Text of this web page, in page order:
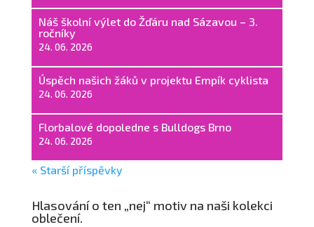
Náš školní výlet do Žďáru nad Sázavou – 3.
ročníky
24. 06. 2026
Úspěch našich žáků v projektu Empík cyklista
24. 06. 2026
Florbalové dopoledne s Bulldogs Brno
24. 06. 2026
« Starší příspěvky
Hlasování o ten „nej“ motiv na naši kolekci
oblečení.